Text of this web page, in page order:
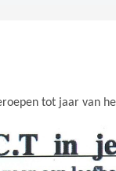
tot jaar van